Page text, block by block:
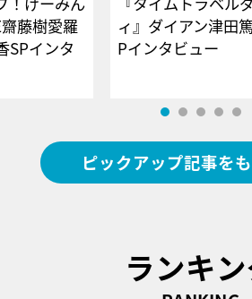
藤樹愛羅
SPインタ
ィ』ダイアン津田
Pインタビ
ピックアップ記事を
ランキ